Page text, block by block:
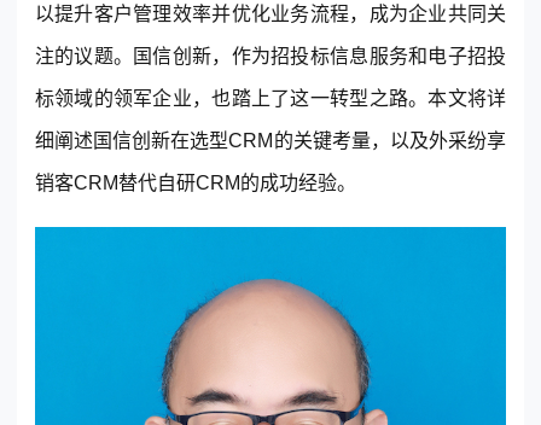
18929299059
(每天：8:00 — 22:00 全年无休)
以提升客户管理效率并优化业务流程，成为企业共同关
注的议题。国信创新，作为招投标信息服务和电子招投
标领域的领军企业，也踏上了这一转型之路。本文将详
细阐述国信创新在选型CRM 的关键考量，以及外采纷享
销客CRM替代自研CRM的成功经验。